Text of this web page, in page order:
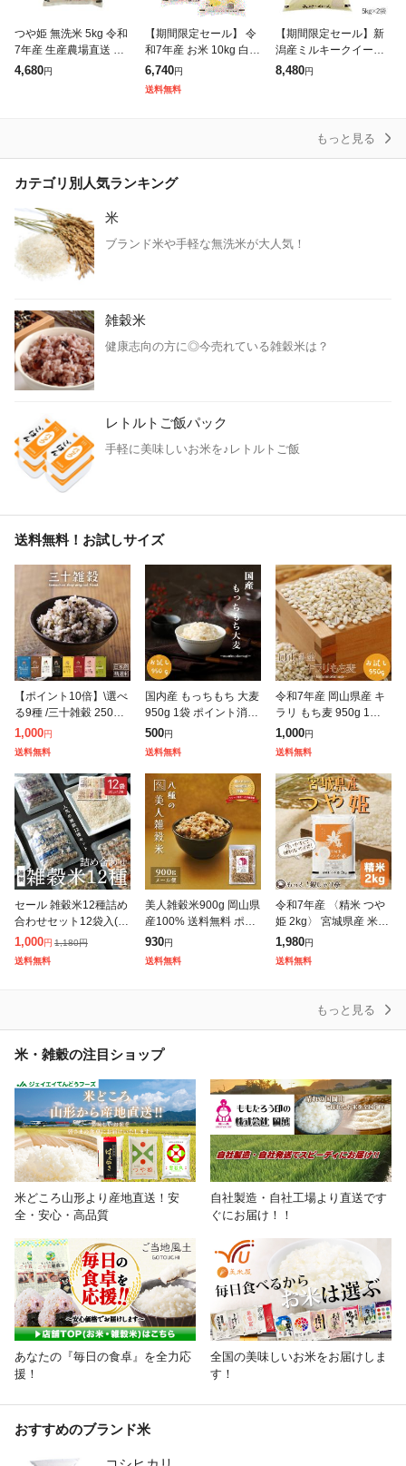
つや姫 無洗米 5kg 令和
7年産 生産農場直送 山
形県認証特別栽培米
4,680円
【期間限定セール】 令
和7年産 お米 10kg 白米
特別栽培米 新潟産こし
いぶき5kg×2袋 送料無
6,740円
送料無料
【期間限定セール】新
潟産ミルキークイーン1
0kg(5kg×2袋) 特別栽培
8,480円
もっと見る
カテゴリ別人気ランキング
米
ブランド米や手軽な無洗米が大人気！
雑穀米
健康志向の方に◎今売れている雑穀米は？
レトルトご飯パック
手軽に美味しいお米を♪レトルトご飯
送料無料！お試しサイズ
【ポイント10倍】\選べ
る9種 /三十雑穀 250g
国産 30穀米ブレンド 雑
穀 雑穀米 ブレンド 送
1,000円
送料無料
国内産 もっちもち 大麦
950g 1袋 ポイント消化
お試し 雑穀米 もち麦の
代わりに α化処理 メー
500円
送料無料
令和7年産 岡山県産 キ
ラリ もち麦 950g 1袋
チャック付 お試し ポイ
ント消化 メール便 100
1,000円
送料無料
セール 雑穀米12種詰め
合わせセット12袋入(30
g×12袋) 雑穀 いろいろ
な雑穀をお試しで楽し
1,000円 1,180円
送料無料
美人雑穀米900g 岡山県
産100% 送料無料 ポイ
ント消化 ぽっきり 安い
お試し 国産 大麦 黒米
930円
送料無料
令和7年産 〈精米 つや
姫 2kg〉 宮城県産 米 お
米 白米 送料無料 2キロ
安い 便利 お手頃 お買
1,980円
送料無料
もっと見る
米・雑穀の注目ショップ
米どころ山形より産地直送！安
全・安心・高品質
自社製造・自社工場より直送です
ぐにお届け！！
あなたの『毎日の食卓』を全力応
援！
全国の美味しいお米をお届けしま
す！
おすすめのブランド米